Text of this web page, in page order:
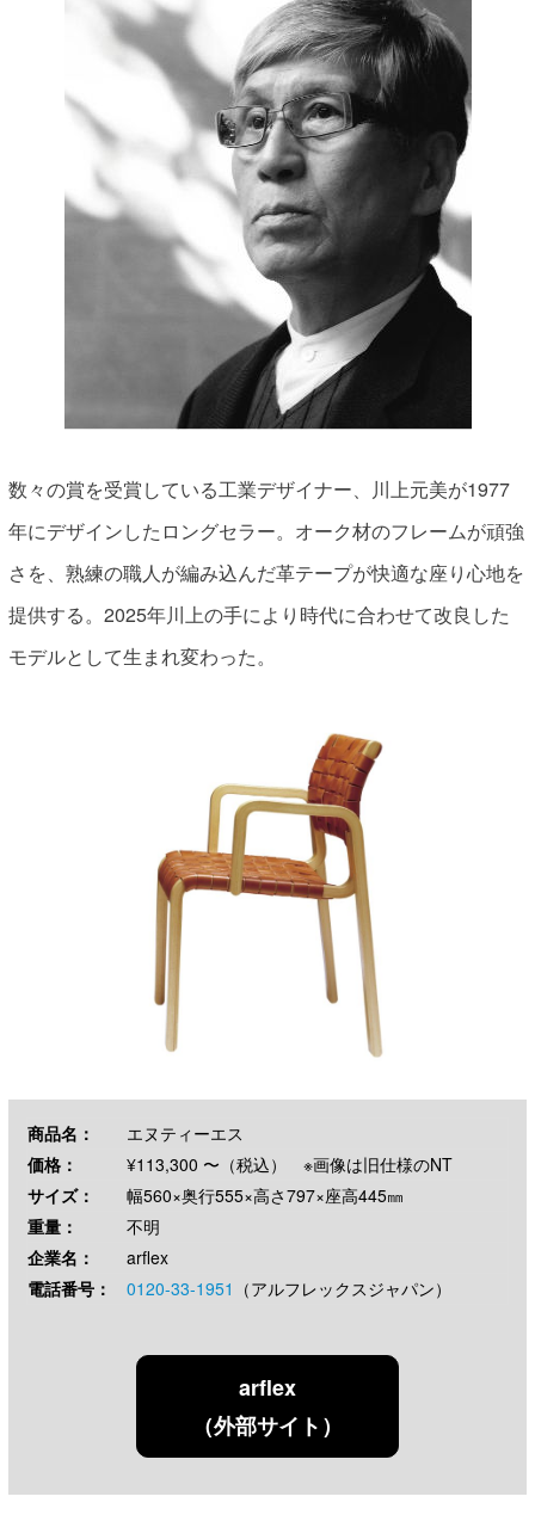
数々の賞を受賞している工業デザイナー、川上元美が1977
年にデザインしたロングセラー。オーク材のフレームが頑強
さを、熟練の職人が編み込んだ革テープが快適な座り心地を
提供する。2025年川上の手により時代に合わせて改良した
モデルとして生まれ変わった。
商品名：
エヌティーエス
価格：
¥113,300 〜（税込） ※画像は旧仕様のNT
サイズ：
幅560×奥行555×高さ797×座高445㎜
重量：
不明
企業名：
arflex
電話番号：
0120-33-1951 （アルフレックスジャパン）
arflex
（外部サイト）